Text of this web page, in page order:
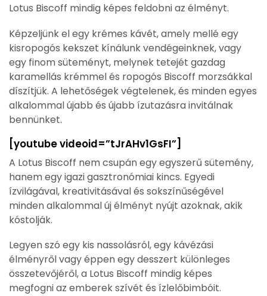
Lotus Biscoff mindig képes feldobni az élményt.
Képzeljünk el egy krémes kávét, amely mellé egy
kisropogós kekszet kínálunk vendégeinknek, vagy
egy finom süteményt, melynek tetejét gazdag
karamellás krémmel és ropogós Biscoff morzsákkal
díszítjük. A lehetőségek végtelenek, és minden egyes
alkalommal újabb és újabb ízutazásra invitálnak
bennünket.
[youtube videoid=”tJrAHv1GsFI”]
A Lotus Biscoff nem csupán egy egyszerű sütemény,
hanem egy igazi gasztronómiai kincs. Egyedi
ízvilágával, kreativitásával és sokszínűségével
minden alkalommal új élményt nyújt azoknak, akik
kóstolják.
Legyen szó egy kis nassolásról, egy kávézási
élményről vagy éppen egy desszert különleges
összetevőjéről, a Lotus Biscoff mindig képes
megfogni az emberek szívét és ízlelőbimbóit.